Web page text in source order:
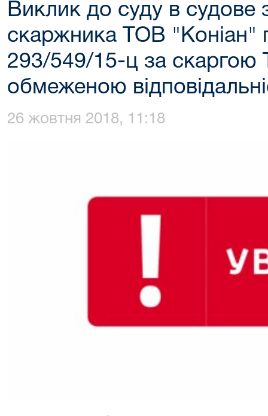
Виклик до суду в судове
скаржника ТОВ "Коніан"
293/549/15-ц за скаргою
обмеженою
26 жовтня 2018, 11:18